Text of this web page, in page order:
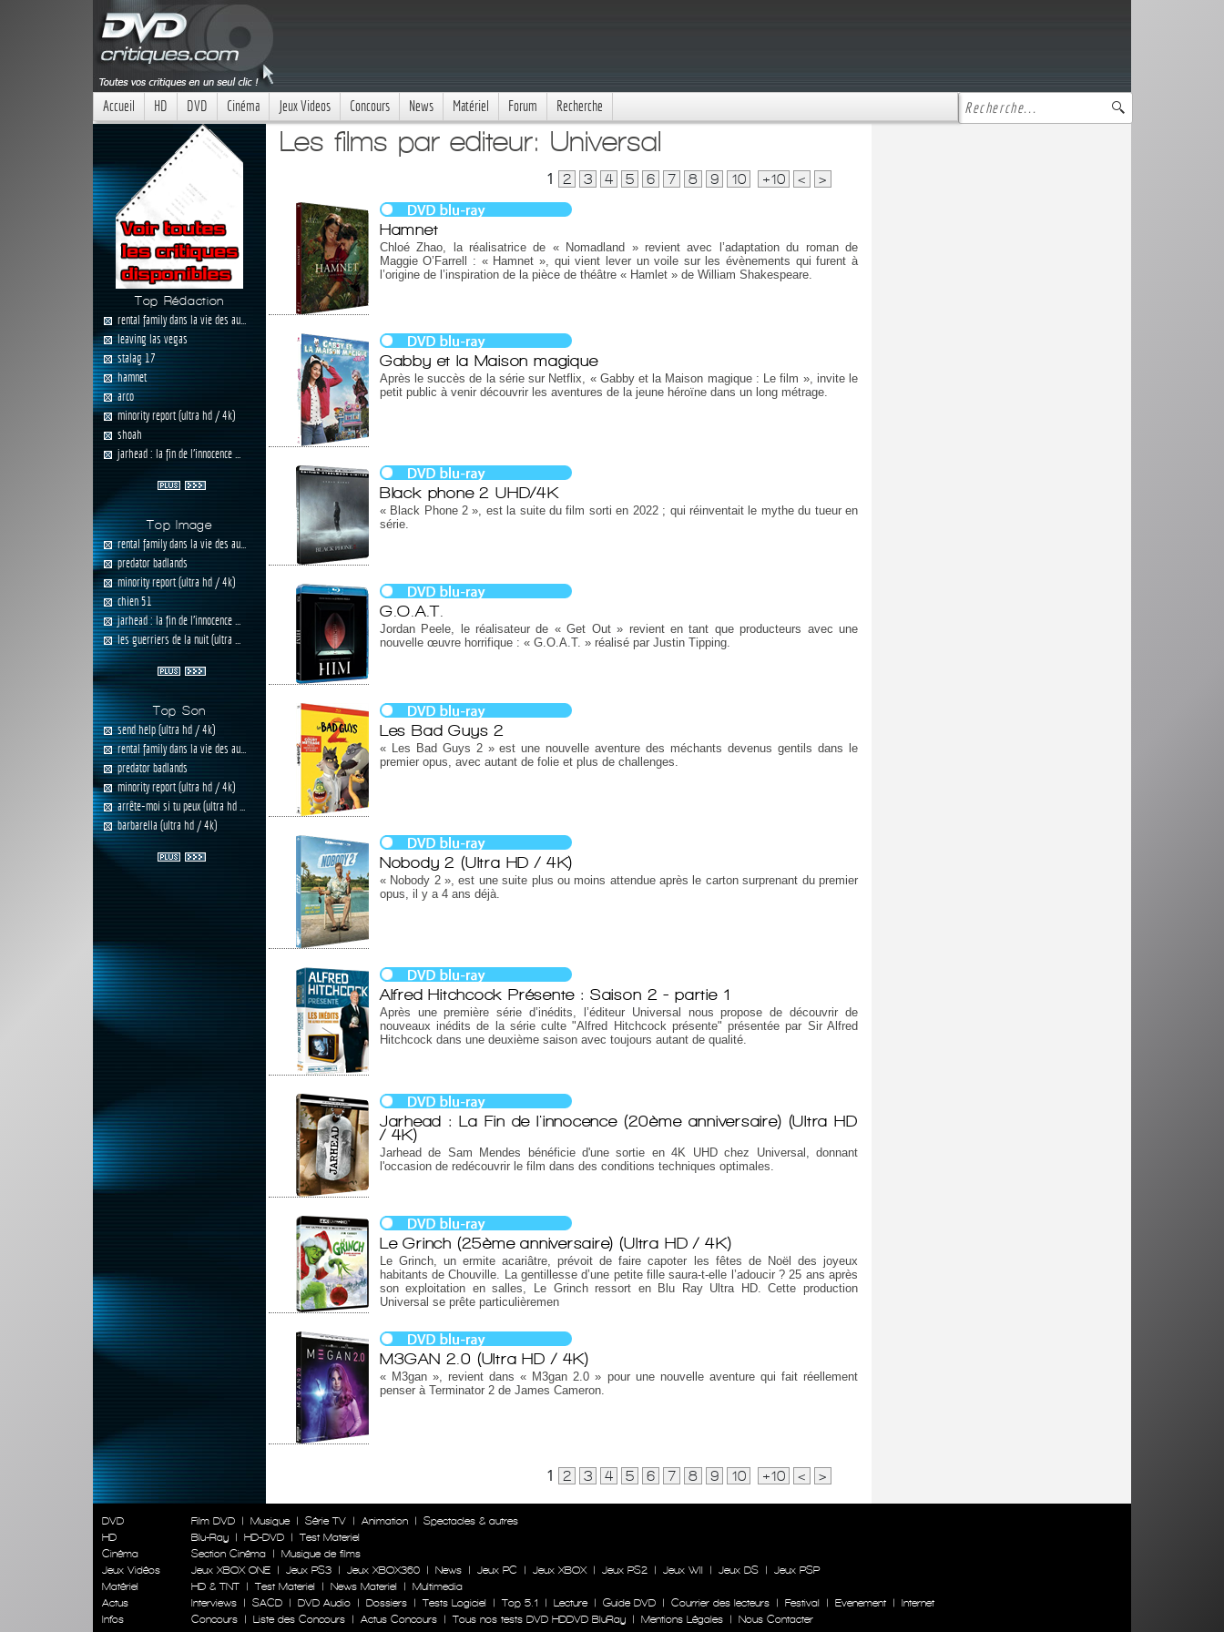
Accueil HD DVD Cinéma Jeux Videos Concours News Matériel Forum Recherche
Top Rédaction
rental family dans la vie des au...
leaving las vegas
stalag 17
hamnet
arco
minority report (ultra hd / 4k)
shoah
jarhead : la fin de l'innocence ...
Top Image
rental family dans la vie des au...
predator badlands
minority report (ultra hd / 4k)
chien 51
jarhead : la fin de l'innocence ...
les guerriers de la nuit (ultra ...
Top Son
send help (ultra hd / 4k)
rental family dans la vie des au...
predator badlands
minority report (ultra hd / 4k)
arrête-moi si tu peux (ultra hd ...
barbarella (ultra hd / 4k)
Les films par editeur: Universal
1 2 3 4 5 6 7 8 9 10 +10 < >
Hamnet
Chloé Zhao, la réalisatrice de « Nomadland » revient avec l’adaptation du roman de
Maggie O’Farrell : « Hamnet », qui vient lever un voile sur les évènements qui furent à
l’origine de l’inspiration de la pièce de théâtre « Hamlet » de William Shakespeare.
Gabby et la Maison magique
Après le succès de la série sur Netflix, « Gabby et la Maison magique : Le film », invite le
petit public à venir découvrir les aventures de la jeune héroïne dans un long métrage.
Black phone 2 UHD/4K
« Black Phone 2 », est la suite du film sorti en 2022 ; qui réinventait le mythe du tueur en
série.
G.O.A.T.
Jordan Peele, le réalisateur de « Get Out » revient en tant que producteurs avec une
nouvelle œuvre horrifique : « G.O.A.T. » réalisé par Justin Tipping.
Les Bad Guys 2
« Les Bad Guys 2 » est une nouvelle aventure des méchants devenus gentils dans le
premier opus, avec autant de folie et plus de challenges.
Nobody 2 (Ultra HD / 4K)
« Nobody 2 », est une suite plus ou moins attendue après le carton surprenant du premier
opus, il y a 4 ans déjà.
Alfred Hitchcock Présente : Saison 2 - partie 1
Après une première série d’inédits, l’éditeur Universal nous propose de découvrir de
nouveaux inédits de la série culte "Alfred Hitchcock présente" présentée par Sir Alfred
Hitchcock dans une deuxième saison avec toujours autant de qualité.
Jarhead : La Fin de l'innocence (20ème anniversaire) (Ultra HD
/ 4K)
Jarhead de Sam Mendes bénéficie d'une sortie en 4K UHD chez Universal, donnant
l'occasion de redécouvrir le film dans des conditions techniques optimales.
Le Grinch (25ème anniversaire) (Ultra HD / 4K)
Le Grinch, un ermite acariâtre, prévoit de faire capoter les fêtes de Noël des joyeux
habitants de Chouville. La gentillesse d’une petite fille saura-t-elle l’adoucir ? 25 ans après
son exploitation en salles, Le Grinch ressort en Blu Ray Ultra HD. Cette production
Universal se prête particulièremen
M3GAN 2.0 (Ultra HD / 4K)
« M3gan », revient dans « M3gan 2.0 » pour une nouvelle aventure qui fait réellement
penser à Terminator 2 de James Cameron.
1 2 3 4 5 6 7 8 9 10 +10 < >
DVD
HD
Cinéma
Jeux Vidéos
Matériel
Actus
Infos
Film DVD | Musique | Série TV | Animation |
Spectacles & autres
Blu-Ray
| HD-DVD |
Test Materiel
Section Cinéma
|
Musique de films
Jeux XBOX ONE
| Jeux PS3 | Jeux XBOX360 | News | Jeux PC | Jeux XBOX | Jeux PS2 | Jeux WII | Jeux DS |
Jeux PSP
HD & TNT
| Test Materiel | News Materiel |
Multimedia
Interviews
| SACD | DVD Audio | Dossiers | Tests Logiciel | Top 5.1 | Lecture | Guide DVD | Courrier des lecteurs | Festival | Evenement |
Internet
Concours
| Liste des Concours | Actus Concours | Tous nos tests DVD HDDVD BluRay | Mentions Légales |
Nous Contacter